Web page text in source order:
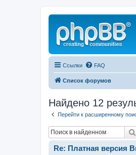
Ссылки FAQ
Список форумов
Найдено 12
Перейти к расширенному
Re: Платная версия